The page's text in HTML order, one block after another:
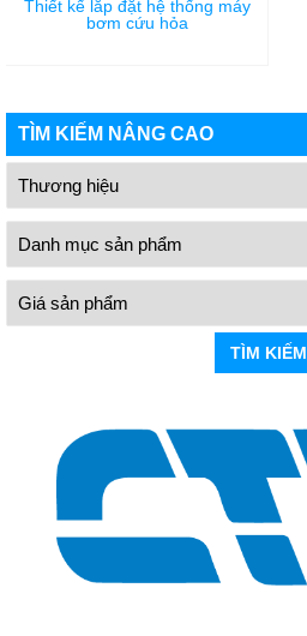
Thiết kế lắp đặt hệ thống máy
bơm cứu hỏa
TÌM KIẾM NÂNG CAO
TÌM KIẾM